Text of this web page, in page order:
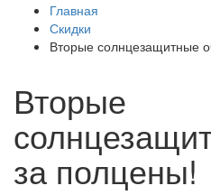
Главная
Скидки
Вторые солнцезащитные
Вторые
за полцены!